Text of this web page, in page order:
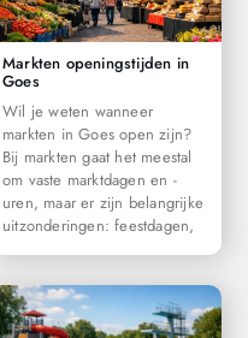
Markten openingstijden in
Goes
Wil je weten wanneer
markten in Goes open zijn?
Bij markten gaat het meestal
om vaste marktdagen en -
uren, maar er zijn belangrijke
uitzonderingen: feestdagen,